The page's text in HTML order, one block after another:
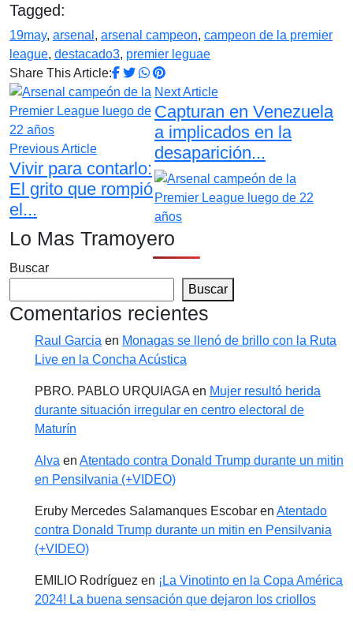
Tagged:
19may, arsenal , arsenal campeon, campeon de la premier
league, destacado3, premier leguae
Share This Article:
Previous Article
Vivir para contarlo:
El grito que rompió
el...
Next Article
Capturan en Venezuela
a implicados en la
desaparición...
Lo Mas Tramoyero
Buscar
Buscar
Comentarios recientes
Raul Garcia en Monagas se llenó de brillo con la Ruta
Live en la Concha Acústica
PBRO. PABLO URQUIAGA en Mujer resultó herida
durante situación irregular en centro electoral de
Maturín
Alva en Atentado contra Donald Trump durante un mitin
en Pensilvania (+VIDEO)
Eruby Mercedes Salamanques Escobar en Atentado
contra Donald Trump durante un mitin en Pensilvania
(+VIDEO)
EMILIO Rodríguez en ¡La Vinotinto en la Copa América
2024! La buena sensación que dejaron los criollos